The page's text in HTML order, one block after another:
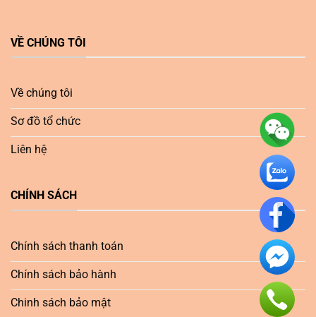
VỀ CHÚNG TÔI
Về chúng tôi
Sơ đồ tổ chức
Liên hệ
CHÍNH SÁCH
Chính sách thanh toán
Chính sách bảo hành
Chinh sách bảo mật